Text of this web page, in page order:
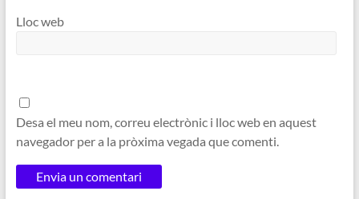
Lloc web
Desa el meu nom, correu electrònic i lloc web en aquest
navegador per a la pròxima vegada que comenti.